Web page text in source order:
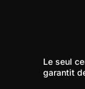
Le seul
garantit